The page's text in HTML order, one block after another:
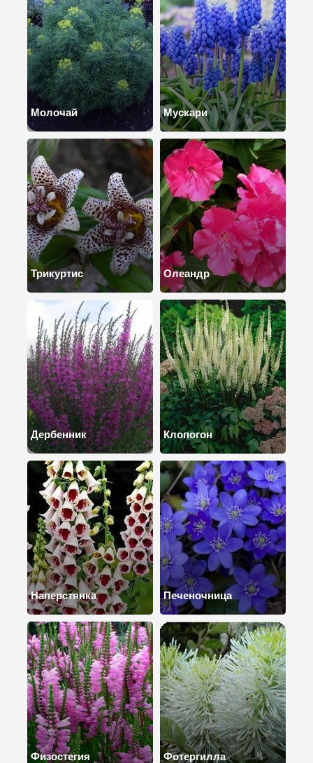
Молочай Мускари
Трикуртис Олеандр
Дербенник Клопогон
Наперстянка Печеночница
Физостегия Фотергилла